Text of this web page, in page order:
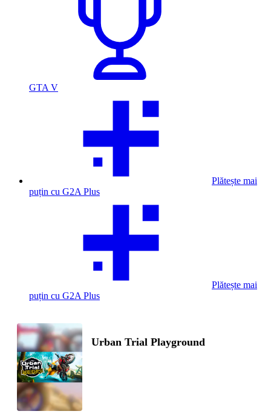
GTA V
Plătește mai
puțin cu G2A Plus
Plătește mai
puțin cu G2A Plus
Urban Trial Playground